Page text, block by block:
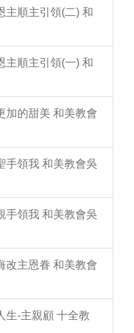
主順主引領(二) 和
主順主引領(一) 和
加的甜美 和美教會
手領我 和美教會吳
手領我 和美教會吳
改主恩眷 和美教會
生-主親顧 十全教